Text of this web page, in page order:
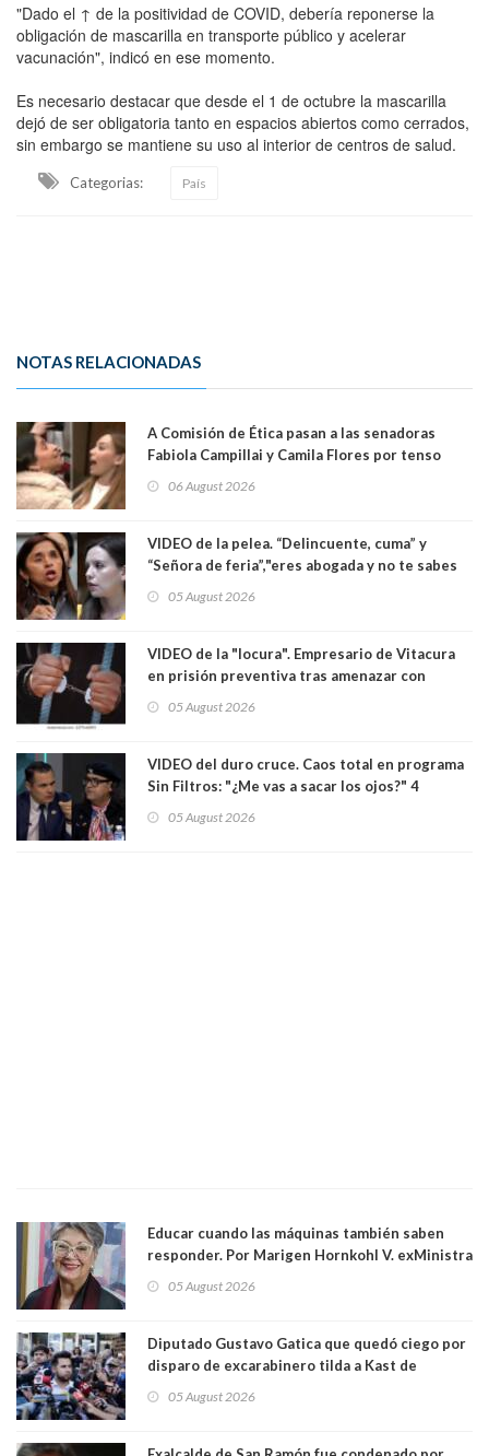
"Dado el ↑ de la positividad de COVID, debería reponerse la
obligación de mascarilla en transporte público y acelerar
vacunación", indicó en ese momento.
Es necesario destacar que desde el 1 de octubre la mascarilla
dejó de ser obligatoria tanto en espacios abiertos como cerrados,
sin embargo se mantiene su uso al interior de centros de salud.
Categorias: País
NOTAS RELACIONADAS
A Comisión de Ética pasan a las senadoras
Fabiola Campillai y Camila Flores por tenso
06 August 2026
VIDEO de la pelea. “Delincuente, cuma” y
“Señora de feria”,"eres abogada y no te sabes
senadoras Camila Flores y Fabiola Campillai en
05 August 2026
VIDEO de la "locura". Empresario de Vitacura
en prisión preventiva tras amenazar con
Los persiguió en potente camioneta
05 August 2026
VIDEO del duro cruce. Caos total en programa
Sin Filtros: "¿Me vas a sacar los ojos?" 4
excarabinero que dejó ciego a Gustavo Gatica:
05 August 2026
Educar cuando las máquinas también saben
responder. Por Marigen Hornkohl V. exMinistra
05 August 2026
Diputado Gustavo Gatica que quedó ciego por
disparo de excarabinero tilda a Kast de
absolución del exuniformado. Presidente DC
05 August 2026